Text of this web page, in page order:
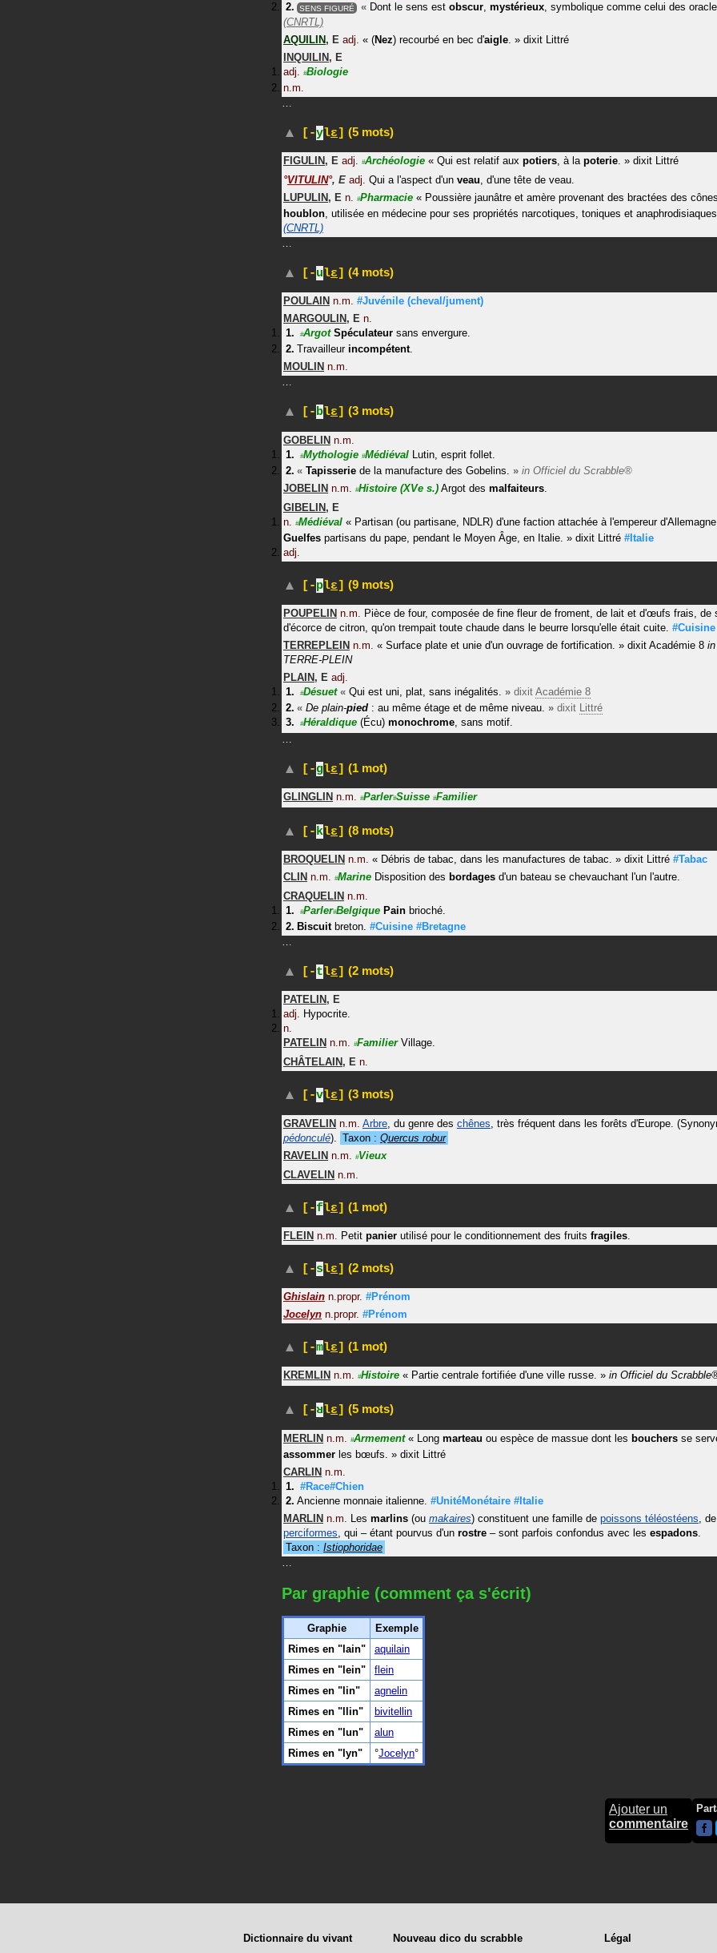
SENS FIGURÉ « Dont le sens est obscur, mystérieux, symbolique comme celui des
(CNRTL)
AQUILIN , E adj. « (Nez) recourbé en bec d'aigle. » dixit Littré
INQUILIN , E
adj. #Biologie
n.m.
…
[-ylɛ] (5 mots)
FIGULIN , E adj. #Archéologie « Qui est relatif aux potiers, à la poterie. » dixit Littré
°VITULIN°, E adj. Qui a l'aspect d'un veau, d'une tête de veau.
LUPULIN , E n. #Pharmacie « Poussière jaunâtre et amère provenant des bractées des
houblon, utilisée en médecine pour ses propriétés narcotiques, toniques et
(CNRTL)
…
[-ulɛ] (4 mots)
POULAIN n.m. #Juvénile (cheval/jument)
MARGOULIN , E n.
#Argot Spéculateur sans envergure.
Travailleur incompétent.
MOULIN n.m.
…
[-blɛ] (3 mots)
GOBELIN n.m.
#Mythologie #Médiéval Lutin, esprit follet.
« Tapisserie de la manufacture des Gobelins. » in Officiel du Scrabble®
JOBELIN n.m. #Histoire (XVe s.) Argot des malfaiteurs
GIBELIN, E
n.
#Médiéval « Partisan (ou partisane, NDLR) d'une faction attachée à l'empereur
Guelfes partisans du pape, pendant le Moyen Âge, en Italie. » dixit Littré #Italie
adj.
[-plɛ] (9 mots)
POUPELIN n.m.
Pièce de four, composée de fine fleur de froment, de lait et d'œufs frais, de
d'écorce de citron, qu'on trempait toute chaude dans le beurre lorsqu'elle était cuite. #Cuisine
TERREPLEIN n.m. « Surface plate et unie d'un ouvrage de fortification. » dixit Académie 8 in
TERRE-PLEIN
PLAIN , E adj.
#Désuet « Qui est uni, plat, sans inégalités. » dixit Académie 8
« De plain-pied : au même étage et de même niveau. » dixit Littré
#Héraldique (Écu) monochrome , sans motif.
[-glɛ] (1 mot)
GLINGLIN n.m. #Parler#Suisse #Familier
[-klɛ] (8 mots)
BROQUELIN n.m. « Débris de tabac, dans les manufactures de tabac. » dixit Littré #Tabac
CLIN n.m. #Marine Disposition des bordages d'un bateau se chevauchant l'un l'autre.
CRAQUELIN n.m.
#Parler#Belgique Pain brioché.
Biscuitbreton. #Cuisine #Bretagne
…
[-tlɛ] (2 mots)
PATELIN , E
adj. Hypocrite.
n.
PATELIN n.m. #Familier Village.
CHÂTELAIN , E n.
[-vlɛ] (3 mots)
GRAVELIN n.m. Arbre , du genre des chênes , très fréquent dans les forêts d'Europe.
pédonculé) Taxon : Quercus robur
RAVELIN n.m. #Vieux
CLAVELIN n.m.
[-flɛ] (1 mot)
FLEIN n.m. Petit panier utilisé pour le conditionnement des fruits fragiles
[-slɛ] (2 mots)
Ghislain n.propr. #Prénom
Jocelyn n.propr. #Prénom
[-mlɛ] (1 mot)
KREMLIN n.m. #Histoire « Partie centrale fortifiée d'une ville russe. » in Officiel du
[-ʁlɛ] (5 mots)
MERLIN n.m. #Armement « Long marteau ou espèce de massue dont les bouchers se
assommer les bœufs. » dixit Littré
CARLIN n.m.
#Race#Chien
Ancienne monnaie italienne. #UnitéMonétaire #Italie
MARLIN n.m. Les marlins (ou makaires) constituent une famille de poissons téléostéens ,
perciformes , qui – étant pourvus d'un rostre – sont parfois confondus avec les espadons
Taxon : Istiophoridae
Par graphie (comment ça s'écrit)
Graphie
Exemple
Rimes en "lain"
aquilain
Rimes en "lein"
flein
Rimes en "lin"
agnelin
Rimes en "llin"
bivitellin
Rimes en "lun"
alun
Rimes en "lyn"
Jocelyn
Ajouter un
commentaire
Dictionnaire du vivant Nouveau dico du scrabble Légal